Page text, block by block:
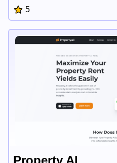
행지를 찾으며, 여행 팁에 접근
획 과정을 간단하게 만들어 여행
5